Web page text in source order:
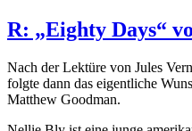
R: „Eighty Days“
Nach der Lektüre von Jules
folgte dann das eigentliche
Matthew Goodman.